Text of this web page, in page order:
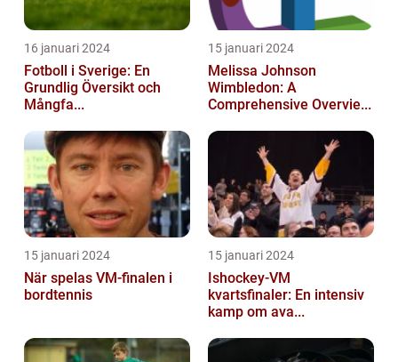
16 januari 2024
Fotboll i Sverige: En
Grundlig Översikt och
Mångfa...
15 januari 2024
Melissa Johnson
Wimbledon: A
Comprehensive Overvie...
15 januari 2024
När spelas VM-finalen i
bordtennis
15 januari 2024
Ishockey-VM
kvartsfinaler: En intensiv
kamp om ava...